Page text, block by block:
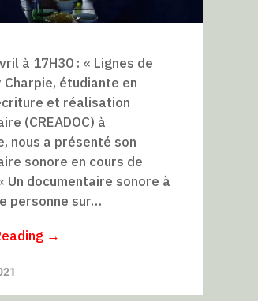
à 17H30 : « Lignes de
Charpie, étudiante en
et réalisation
(CREADOC) à
nous a présenté son
sonore en cours de
Un documentaire sonore à
personne sur…
→